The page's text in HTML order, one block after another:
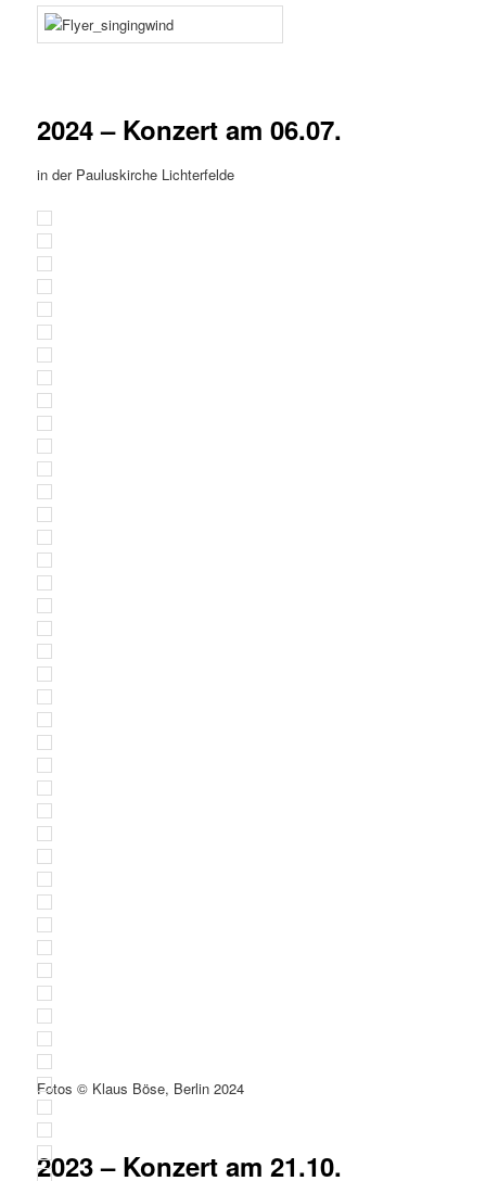
2024 – Konzert am 06.07.
in der Pauluskirche Lichterfelde
Fotos © Klaus Böse, Berlin 2024
2023 – Konzert am 21.10.